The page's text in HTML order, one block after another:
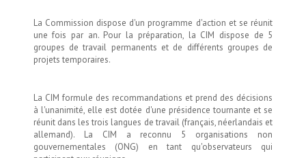
La Commission dispose d'un programme d'action et se réunit
une fois par an. Pour la préparation, la CIM dispose de 5
groupes de travail permanents et de différents groupes de
projets temporaires.
La CIM formule des recommandations et prend des décisions
à l'unanimité, elle est dotée d'une présidence tournante et se
réunit dans les trois langues de travail (français, néerlandais et
allemand). La CIM a reconnu 5 organisations non
gouvernementales (ONG) en tant qu'observateurs qui